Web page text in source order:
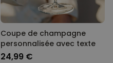
Coupe de champagne
personnalisée avec texte
24,99 €